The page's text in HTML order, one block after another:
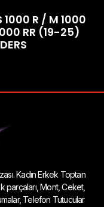
1000 R / M 1000
RR (19-25)
Kadın Erkek Toptan
parçaları, Mont, Ceket,
Telefon Tutucular